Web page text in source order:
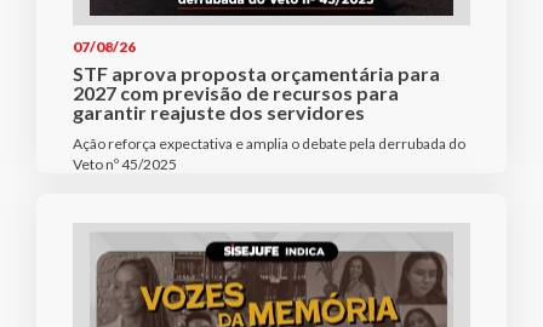
07/08/26
STF aprova proposta orçamentária para
2027 com previsão de recursos para
garantir reajuste dos servidores
Ação reforça expectativa e amplia o debate pela derrubada do
Veto nº 45/2025